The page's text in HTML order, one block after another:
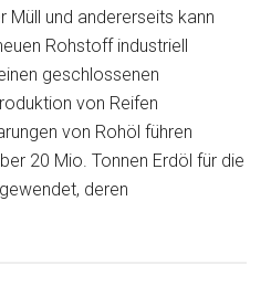
Müll und andererseits kann
Rohstoff industriell
geschlossenen
von Reifen
von Rohöl führen
20 Mio. Tonnen Erdöl für die
deren